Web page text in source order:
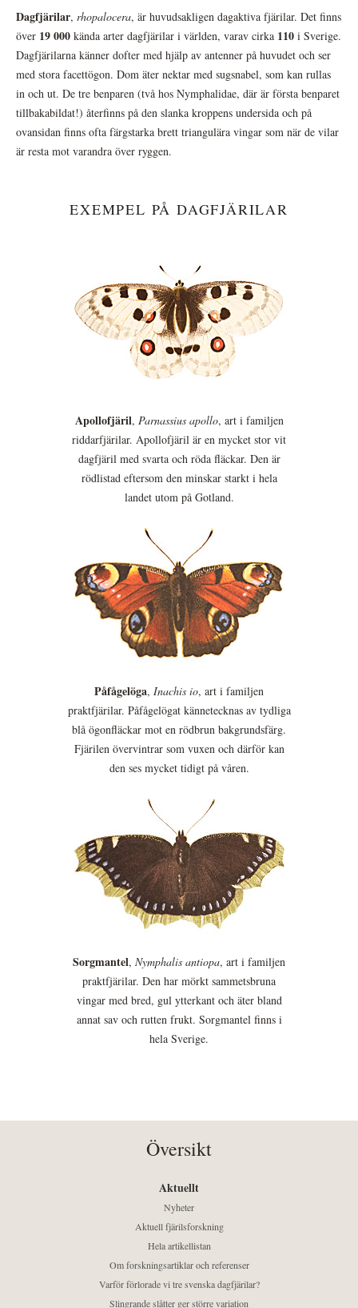
Dagfjärilar, rhopalocera, är huvudsakligen dagaktiva fjärilar. Det finns
över 19 000 kända arter dagfjärilar i världen, varav cirka 110 i Sverige.
Dagfjärilarna känner dofter med hjälp av antenner på huvudet och ser
med stora facettögon. Dom äter nektar med sugsnabel, som kan rullas
in och ut. De tre benparen (två hos Nymphalidae, där är första benparet
tillbakabildat!) återfinns på den slanka kroppens undersida och på
ovansidan finns ofta färgstarka brett triangulära vingar som när de vilar
är resta mot varandra över ryggen.
EXEMPEL PÅ DAGFJÄRILAR
Apollofjäril, Parnassius apollo, art i familjen
riddarfjärilar. Apollofjäril är en mycket stor vit
dagfjäril med svarta och röda fläckar. Den är
rödlistad eftersom den minskar starkt i hela
landet utom på Gotland.
Påfågelöga, Inachis io, art i familjen
praktfjärilar. Påfågelögat kännetecknas av tydliga
blå ögonfläckar mot en rödbrun bakgrundsfärg.
Fjärilen övervintrar som vuxen och därför kan
den ses mycket tidigt på våren.
Sorgmantel, Nymphalis antiopa, art i familjen
praktfjärilar. Den har mörkt sammetsbruna
vingar med bred, gul ytterkant och äter bland
annat sav och rutten frukt. Sorgmantel finns i
hela Sverige.
Översikt
Aktuellt
Nyheter
Aktuell fjärilsforskning
Hela artikellistan
Om forskningsartiklar och referenser
Varför förlorade vi tre svenska dagfjärilar?
Slingrande slåtter ger större variation